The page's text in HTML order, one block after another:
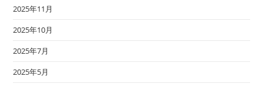
2025年11月
2025年10月
2025年7月
2025年5月